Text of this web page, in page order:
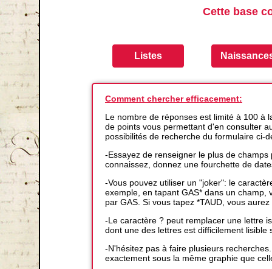
Cette base
Comment chercher efficacement:
Le nombre de réponses est limité à 100 à
de points vous permettant d'en consulter
possibilités de recherche du formulaire ci-
-Essayez de renseigner le plus de
connaissez, donnez une fourchette de
-Vous pouvez utiliser un "joker": le
exemple, en tapant GAS* dans un
par GAS. Si vous tapez *TAUD, vous
-Le caractère ? peut remplacer une lettre
dont une des lettres est difficilement lisible
-N'hésitez pas à faire plusieurs
exactement sous la même graphie que